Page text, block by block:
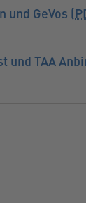
und GeVos (
und TAA